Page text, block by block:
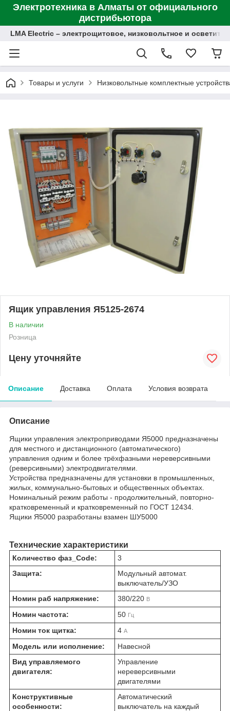
Электротехника в Алматы от официального
дистрибьютора
LMA Electric – электрощитовое, низковольтное и
Товары и услуги Низковольтные комплектные
Ящик управления Я5125-2674
В наличии
Розница
Цену уточняйте
Описание Доставка Оплата Условия возврата
Описание
Ящики управления электроприводами Я5000 предназначены
для местного и дистанционного (автоматического)
управления одним и более трёхфазными нереверсивными
(реверсивными) электродвигателями.
Устройства предназначены для установки в промышленных,
жилых, коммунально-бытовых и общественных объектах.
Номинальный режим работы - продолжительный, повторно-
кратковременный и кратковременный по ГОСТ 12434.
Ящики Я5000 разработаны взамен ШУ5000
Технические характеристики
Количество фаз_Code:
3
Защита:
Модульный автомат.
выключатель/УЗО
Номин раб напряжение:
380/220 В
Номин частота: 50 Гц
Номин ток щитка: 4 А
Модель или исполнение:
Навесной
Вид управляемого
двигателя:
Управление
нереверсивными
двигателями
Конструктивные
особенности:
Автоматический
выключатель на каждый